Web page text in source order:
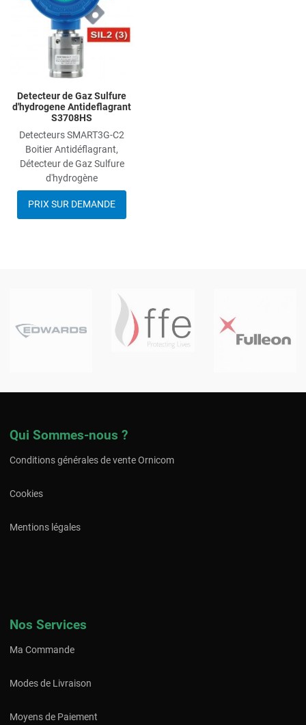
Detecteur de Gaz Sulfure
d'hydrogene Antideflagrant
S3708HS
Detecteurs SMART3G-C2
Boitier Antidéflagrant,
Détecteur de Gaz Sulfure
d'hydrogène
PRIX SUR DEMANDE
Qui Sommes-nous ?
Conditions générales de vente Ornicom
Cookies
Mentions légales
Nos Services
Ma Commande
Modes de Livraison
Moyens de Paiement